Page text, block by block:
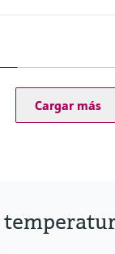
°F)
de operación
… 302 °F)
Cargar más